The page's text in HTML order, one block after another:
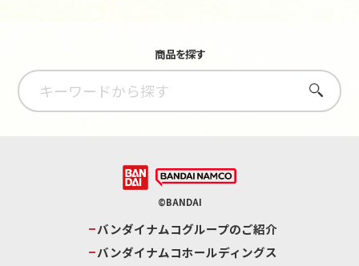
商品を探す
さがす
©BANDAI
バンダイナムコグループのご紹介
バンダイナムコホールディングス